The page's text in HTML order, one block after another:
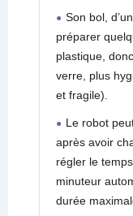
Son bol,
préparer
plastique,
verre, plus
et fragile).
Le robot
après avoir
régler le
minuteur
durée